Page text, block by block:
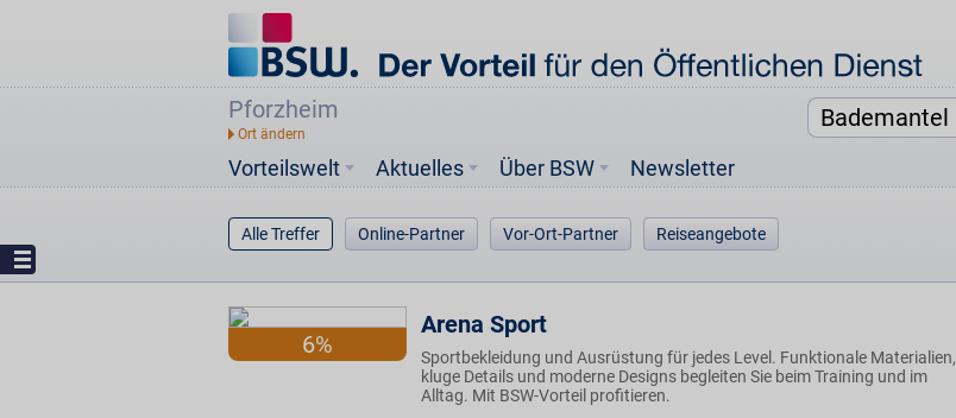
Pforzheim
Vorteilswelt Aktuelles Über BSW Newsletter
Alle Treffer Online-Partner Vor-Ort-Partner Reiseangebote
6%
Arena Sport
Sportbekleidung und Ausrüstung für jedes Level. Funktionale Materialien,
kluge Details und moderne Designs begleiten Sie beim Training und im
Alltag. Mit BSW-Vorteil profitieren.